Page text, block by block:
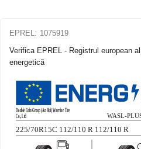
EPREL: 1075919
Verifica EPREL - Registrul european
energetică